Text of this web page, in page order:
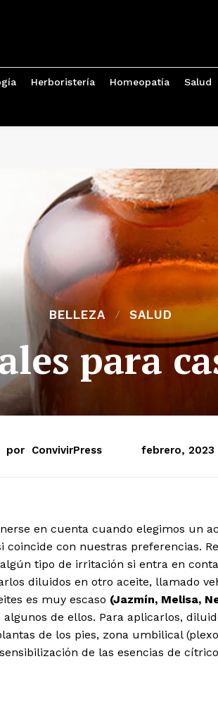
Herboristería Homeopatía Salud
BELLEZA SALUD
para
por ConvivirPress febrero, 2023
en cuenta cuando elegimos un
con nuestras preferencias.
tipo de irritación si entra en
diluidos en otro aceite, llamado
es muy escaso (Jazmín, Melisa,
de ellos. Para aplicarlos,
de los pies, zona umbilical
de las esencias de